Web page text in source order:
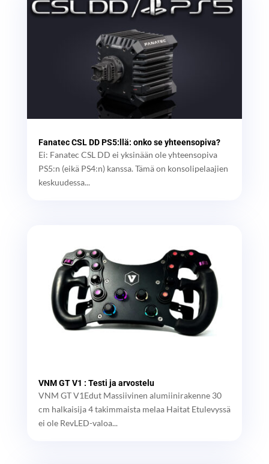
Fanatec CSL DD PS5:llä: onko se yhteensopiva?
Ei: Fanatec CSL DD ei yksinään ole yhteensopiva
PS5:n (eikä PS4:n) kanssa. Tämä on konsolipelaajien
keskuudessa...
VNM GT V1 : Testi ja arvostelu
VNM GT V1Edut Massiivinen alumiinirakenne 30
cm halkaisija 4 takimmaista melaa Haitat Etulevyssä
ei ole RevLED-valoa...